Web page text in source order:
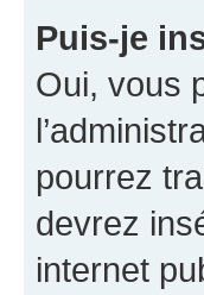
Puis-je
Oui, vous
pourrez
devrez
internet